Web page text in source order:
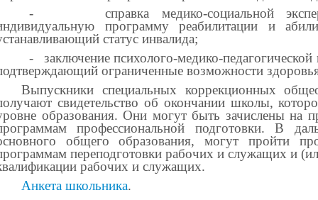
-
справка медико-социальной
программу реабилитации и
статус инвалида;
-
заключение психолого-медико-
ограниченные возможности
Выпускники специальных коррекционных
свидетельство об окончании школы,
образования. Они могут быть зачислены на
профессиональной подготовки. В
общего образования, могут пройти
переподготовки рабочих и служащих и
рабочих и служащих.
Анкета школьника.